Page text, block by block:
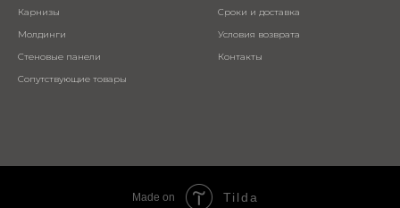
Карнизы
Молдинги
Стеновые панели
Сопутствующие товары
Сроки и доставка
Условия возврата
Контакты
Made on Tilda